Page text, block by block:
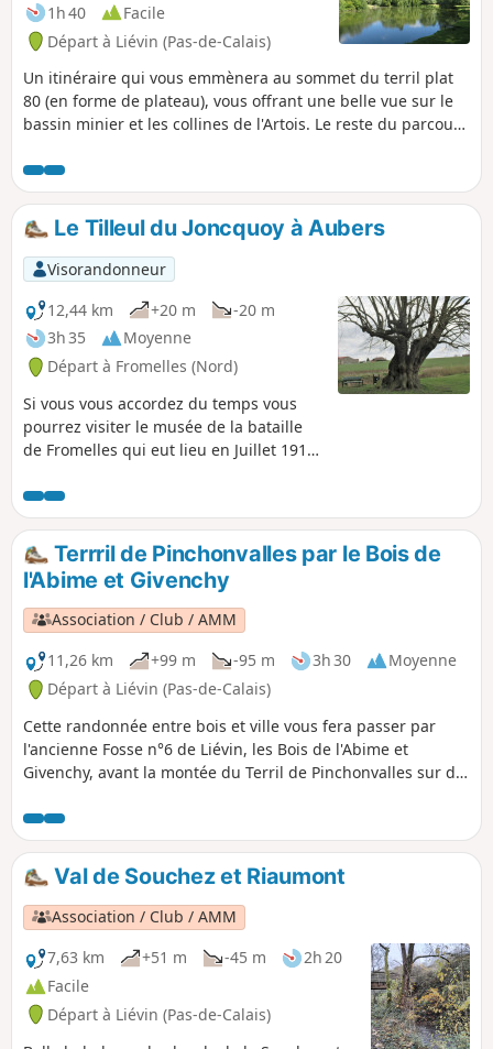
1h 40
Facile
Départ à Liévin (Pas-de-Calais)
Un itinéraire qui vous emmènera au sommet du terril plat
80 (en forme de plateau), vous offrant une belle vue sur le
bassin minier et les collines de l'Artois. Le reste du parcours
paisible.
Le Tilleul du Joncquoy à Aubers
Visorandonneur
12,44 km
+20 m
-20 m
3h 35
Moyenne
Départ à Fromelles (Nord)
Si vous vous accordez du temps vous
pourrez visiter le musée de la bataille
de Fromelles qui eut lieu en Juillet 1916.
Aubers mais vous apercevrez quelques
uns de ses étangs qui font de ce village
un lieu touristique de pêche et de
camping. Vous rencontrerez aussi le
très respectable Tilleul du Joncquoy qui
fut planté là en 1490.
Terrril de Pinchonvalles par le Bois de
l'Abime et Givenchy
Association / Club / AMM
11,26 km
+99 m -95 m 3h 30
Moyenne
Départ à Liévin (Pas-de-Calais)
Cette randonnée entre bois et ville vous fera passer par
l'ancienne Fosse n°6 de Liévin, les Bois de l'Abime et
Givenchy, avant la montée du Terril de Pinchonvalles sur de
biodiversité.
Val de Souchez et Riaumont
Association / Club / AMM
7,63 km
+51 m -45 m
2h 20
Facile
Départ à Liévin (Pas-de-Calais)